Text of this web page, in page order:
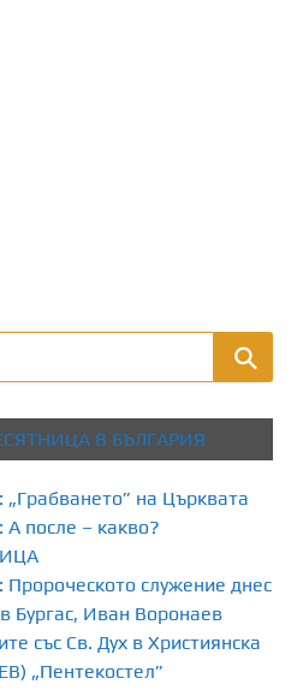
В БЪЛГАРИЯ
„Грабването” на Църквата
А после – какво?
Пророческото служение днес
Бургас, Иван Воронаев
със Св. Дух в Християнска
„Пентекостел”